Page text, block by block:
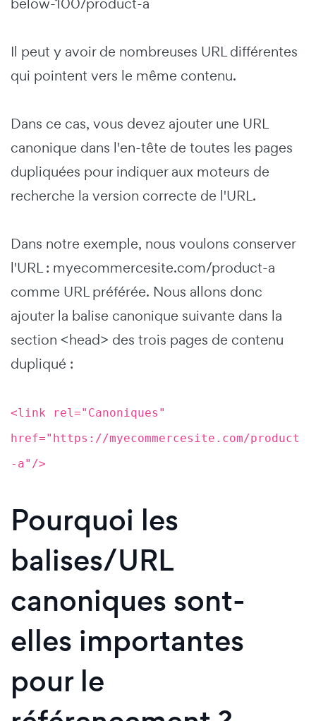
Il peut y avoir de nombreuses URL différentes
qui pointent vers le même contenu.
Dans ce cas, vous devez ajouter une URL
canonique dans l'en-tête de toutes les pages
dupliquées pour indiquer aux moteurs de
recherche la version correcte de l'URL.
Dans notre exemple, nous voulons conserver
l'URL : myecommercesite.com/product-a
comme URL préférée. Nous allons donc
ajouter la balise canonique suivante dans la
section <head> des trois pages de contenu
dupliqué :
<link rel="Canoniques"
href="https://myecommercesite.com/product
-a"/>
Pourquoi les
balises/URL
canoniques sont-
elles importantes
pour le